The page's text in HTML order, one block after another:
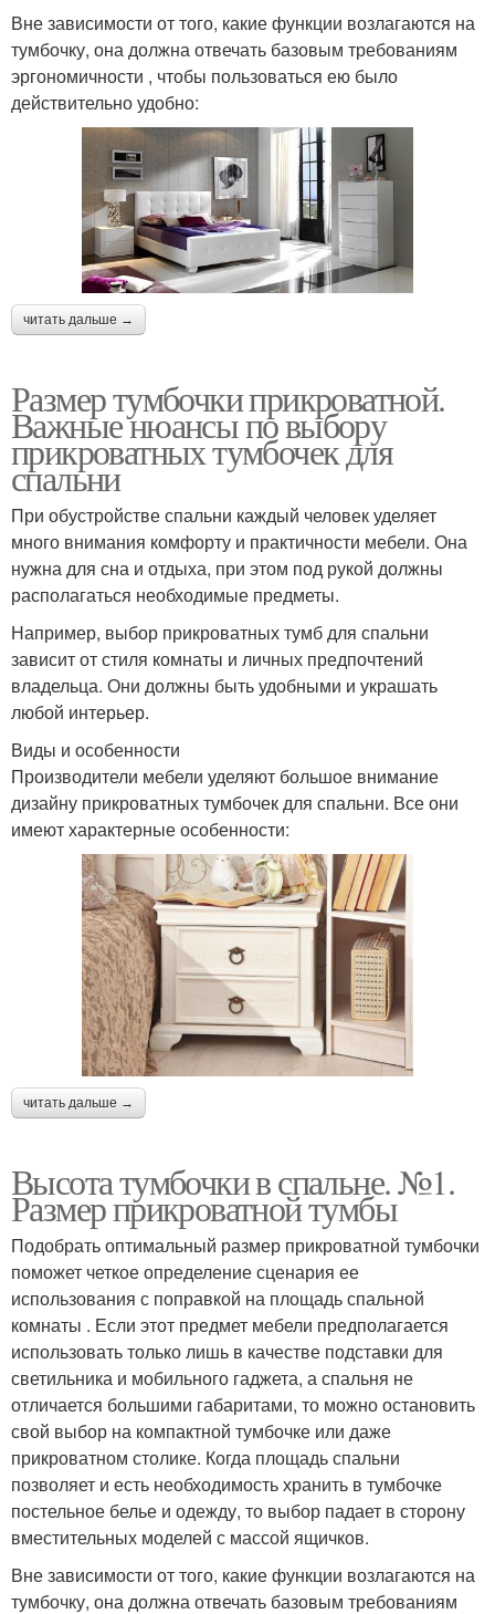
Вне зависимости от того, какие функции возлагаются на
тумбочку, она должна отвечать базовым требованиям
эргономичности , чтобы пользоваться ею было
действительно удобно:
читать дальше →
Размер тумбочки прикроватной.
Важные нюансы по выбору
прикроватных тумбочек для
спальни
При обустройстве спальни каждый человек уделяет
много внимания комфорту и практичности мебели. Она
нужна для сна и отдыха, при этом под рукой должны
располагаться необходимые предметы.
Например, выбор прикроватных тумб для спальни
зависит от стиля комнаты и личных предпочтений
владельца. Они должны быть удобными и украшать
любой интерьер.
Виды и особенности
Производители мебели уделяют большое внимание
дизайну прикроватных тумбочек для спальни. Все они
имеют характерные особенности:
читать дальше →
Высота тумбочки в спальне. №1.
Размер прикроватной тумбы
Подобрать оптимальный размер прикроватной тумбочки
поможет четкое определение сценария ее
использования с поправкой на площадь спальной
комнаты . Если этот предмет мебели предполагается
использовать только лишь в качестве подставки для
светильника и мобильного гаджета, а спальня не
отличается большими габаритами, то можно остановить
свой выбор на компактной тумбочке или даже
прикроватном столике. Когда площадь спальни
позволяет и есть необходимость хранить в тумбочке
постельное белье и одежду, то выбор падает в сторону
вместительных моделей с массой ящичков.
Вне зависимости от того, какие функции возлагаются на
тумбочку, она должна отвечать базовым требованиям